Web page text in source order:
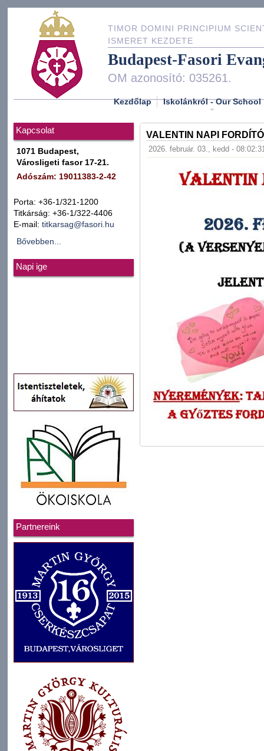
TIMOR DOMINI PRINCIPIUM
ISMERET KEZDETE
Budapest-Fasori
OM azonosító: 035261.
Kezdőlap Iskolánkról - Our School
Kapcsolat
1071 Budapest,
Városligeti fasor 17-21.
Adószám: 19011383-2-42
Porta: +36-1/321-1200
Titkárság: +36-1/322-4406
E-mail: titkarsag@fasori.hu
Bővebben...
Napi ige
Partnereink
VALENTIN NAPI
2026. február. 03., kedd -